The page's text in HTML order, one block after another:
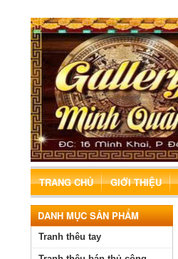
TRANG CHỦ GIỚI THIỆU
DANH MỤC SẢN PHẨM
Tranh thêu tay